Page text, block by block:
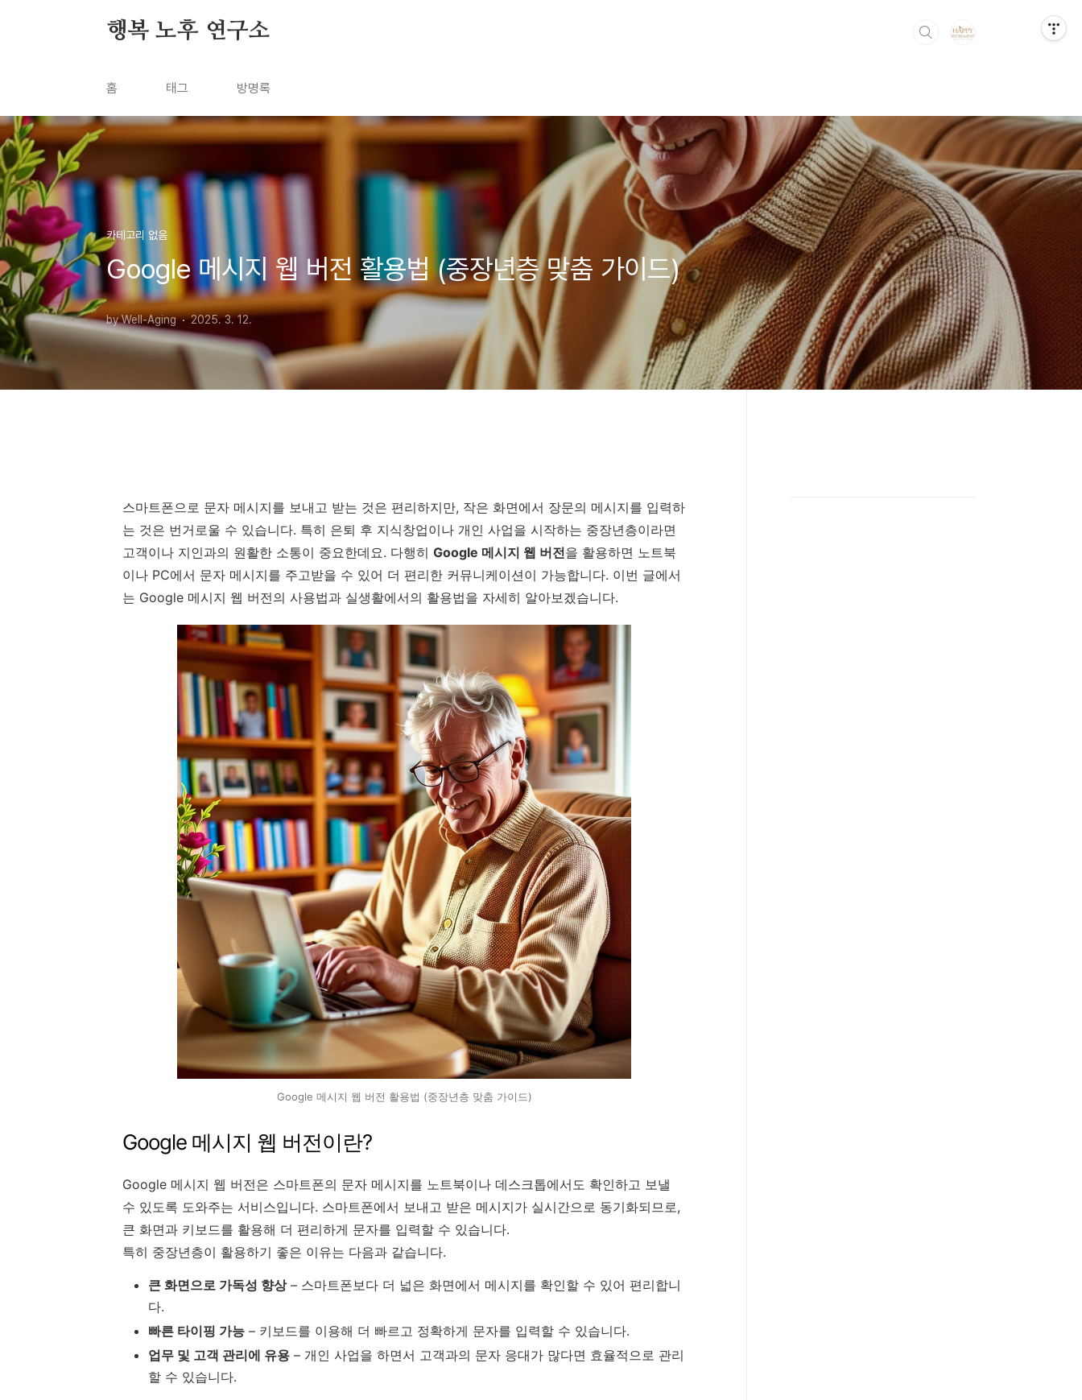
행복 노후 연구소
홈 태그 방명록
카테고리 없음
Google 메시지 웹 버전 활용법 (중장년층 맞춤 가이드)
by Well-Aging 2025. 3. 12.
스마트폰으로 문자 메시지를 보내고 받는 것은 편리하지만, 작은 화면에서 장문의 메시지를 입력하
는 것은 번거로울 수 있습니다. 특히 은퇴 후 지식창업이나 개인 사업을 시작하는 중장년층이라면
고객이나 지인과의 원활한 소통이 중요한데요. 다행히 Google 메시지 웹 버전을 활용하면 노트북
이나 PC에서 문자 메시지를 주고받을 수 있어 더 편리한 커뮤니케이션이 가능합니다. 이번 글에서
는 Google 메시지 웹 버전의 사용법과 실생활에서의 활용법을 자세히 알아보겠습니다.
Google 메시지 웹 버전 활용법 (중장년층 맞춤 가이드)
Google 메시지 웹 버전이란?
Google 메시지 웹 버전은 스마트폰의 문자 메시지를 노트북이나 데스크톱에서도 확인하고 보낼
수 있도록 도와주는 서비스입니다. 스마트폰에서 보내고 받은 메시지가 실시간으로 동기화되므로,
큰 화면과 키보드를 활용해 더 편리하게 문자를 입력할 수 있습니다.
특히 중장년층이 활용하기 좋은 이유는 다음과 같습니다.
큰 화면으로 가독성 향상– 스마트폰보다 더 넓은 화면에서 메시지를 확인할 수 있어 편리합니
다.
빠른 타이핑 가능 – 키보드를 이용해 더 빠르고 정확하게 문자를 입력할 수 있습니다.
업무 및 고객 관리에 유용 – 개인 사업을 하면서 고객과의 문자 응대가 많다면 효율적으로 관리
할 수 있습니다.